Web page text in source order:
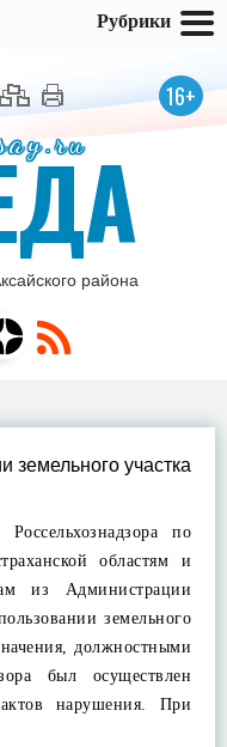
16+
района
земельного участка
по
областям и
из Администрации
земельного
должностными
был осуществлен
нарушения. При
Рубрики